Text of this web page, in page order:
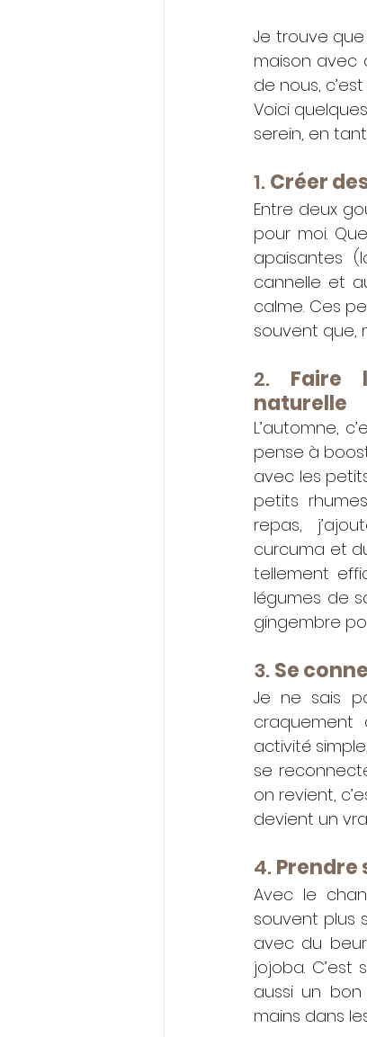
Je trouve
maison avec
de nous,
Voici
serein, en
1. Créer
Entre deux
pour moi.
apaisantes
cannelle et
calme. Ces
souvent que,
2. Faire
naturelle
L’automne,
pense à
avec les
petits
repas,
curcuma et
tellement
légumes de
gingembre
3. Se
Je ne sais
craquement
activité
se
on revient,
devient un
4. Prendre
Avec le
souvent plus
avec du
jojoba.
aussi un
mains dans